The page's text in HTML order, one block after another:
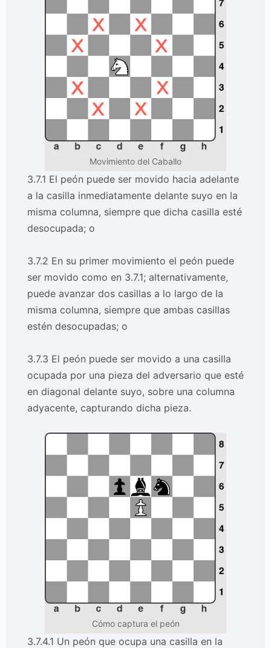
Movimiento del Caballo
3.7.1 El peón puede ser movido hacia adelante
a la casilla inmediatamente delante suyo en la
misma columna, siempre que dicha casilla esté
desocupada; o
3.7.2 En su primer movimiento el peón puede
ser movido como en 3.7.1; alternativamente,
puede avanzar dos casillas a lo largo de la
misma columna, siempre que ambas casillas
estén desocupadas; o
3.7.3 El peón puede ser movido a una casilla
ocupada por una pieza del adversario que esté
en diagonal delante suyo, sobre una columna
adyacente, capturando dicha pieza.
Cómo captura el peón
3.7.4.1 Un peón que ocupa una casilla en la